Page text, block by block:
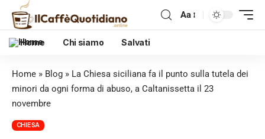
Aa
Home Chi siamo Salvati
Home » Blog » La Chiesa siciliana fa il punto sulla tutela dei
minori da ogni forma di abuso, a Caltanissetta il 23
novembre
CHIESA